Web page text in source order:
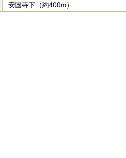
安国寺下（約400m）